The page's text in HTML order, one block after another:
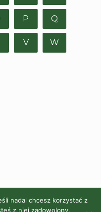
P Q
V W
nadal chcesz korzystać z
z niej zadowolony.